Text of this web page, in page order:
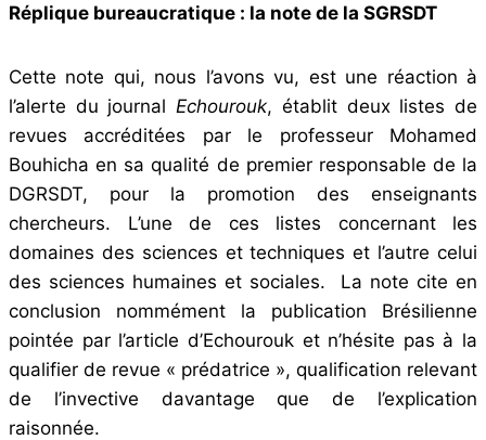
Réplique bureaucratique : la note de la SGRSDT
Cette note qui, nous l’avons vu, est une réaction à
l’alerte du journal Echourouk, établit deux listes de
revues accréditées par le professeur Mohamed
Bouhicha en sa qualité de premier responsable de la
DGRSDT, pour la promotion des enseignants
chercheurs. L’une de ces listes concernant les
domaines des sciences et techniques et l’autre celui
des sciences humaines et sociales. La note cite en
conclusion nommément la publication Brésilienne
pointée par l’article d’Echourouk et n’hésite pas à la
qualifier de revue « prédatrice », qualification relevant
de l’invective davantage que de l’explication
raisonnée.